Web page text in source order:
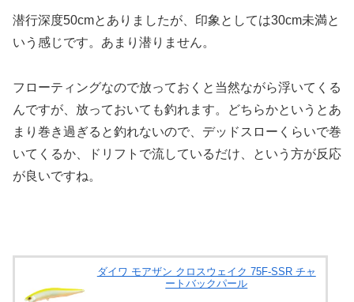
潜行深度50cmとありましたが、印象としては30cm未満と
いう感じです。あまり潜りません。
フローティングなので放っておくと当然ながら浮いてくる
んですが、放っておいても釣れます。どちらかというとあ
まり巻き過ぎると釣れないので、デッドスローくらいで巻
いてくるか、ドリフトで流しているだけ、という方が反応
が良いですね。
ダイワ モアザン クロスウェイク 75F-SSR チャ
ートバックパール